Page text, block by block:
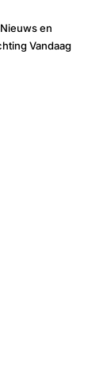
en
Vandaag